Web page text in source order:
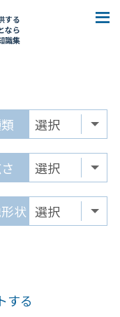
する
なら
識集
状
する